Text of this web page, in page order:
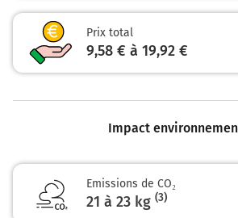
Prix total
9,58 € à 19,92 €
Impact
Emissions de CO₂
21 à 23 kg (3)